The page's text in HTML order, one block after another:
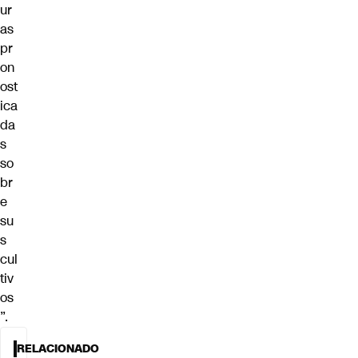
ur
as
pr
on
ost
ica
da
s
so
br
e
su
s
cul
tiv
os
”.
RELACIONADO